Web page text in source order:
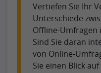
Vertiefen Sie Ihr
Unterschiede
Offline-Umfragen
Sind Sie daran
von Online-
Sie einen Blick